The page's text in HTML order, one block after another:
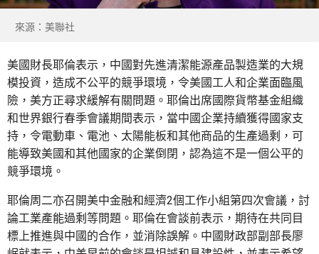
來源：美聯社
美國財長耶倫表示，中國對先進清潔能源產品製造業的大規
模投資，造成不公平的競爭環境，令美國工人和企業面臨風
險，美方正尋求緩解有關問題。耶倫出席國際貨幣基金組織
和世界銀行春季會議期間表示，當中國企業持續獲得國家支
持，令電動車、電池、太陽能板和其他商品的生產過剩，可
能導致美國和其他國家的企業倒閉，認為這不是一個公平的
競爭環境。
耶倫周二亦召開美中金融和經濟2個工作小組第四次會議，討
論工業產能過剩等問題。耶倫在會談前表示，期待在共同目
標上推進與中國的合作，並消除誤解。中國財政部副部長廖